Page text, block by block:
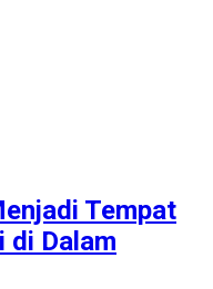
Tempat
di Dalam